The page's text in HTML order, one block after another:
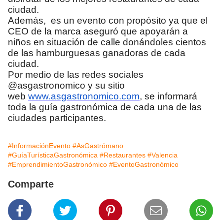
ciudad.
Además, es un evento con propósito ya que el
CEO de la marca aseguró que apoyarán a
niños en situación de calle donándoles cientos
de las hamburguesas ganadoras de cada
ciudad.
Por medio de las redes sociales
@asgastronomico y su sitio
web www.asgastronomico.com, se informará
toda la guía gastronómica de cada una de las
ciudades participantes.
#InformaciónEvento #AsGastrómano
#GuíaTurísticaGastronómica #Restaurantes #Valencia
#EmprendimientoGastronómico #EventoGastronómico
Comparte